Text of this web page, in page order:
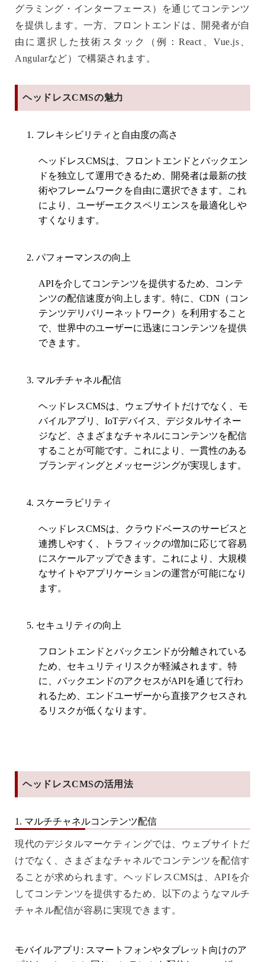
グラミング・インターフェース）を通じてコンテンツ
を提供します。一方、フロントエンドは、開発者が自
由に選択した技術スタック（例：React、Vue.js、
Angularなど）で構築されます。
ヘッドレスCMSの魅力
フレキシビリティと自由度の高さ
ヘッドレスCMSは、フロントエンドとバックエン
ドを独立して運用できるため、開発者は最新の技
術やフレームワークを自由に選択できます。これ
により、ユーザーエクスペリエンスを最適化しや
すくなります。
パフォーマンスの向上
APIを介してコンテンツを提供するため、コンテ
ンツの配信速度が向上します。特に、CDN（コン
テンツデリバリーネットワーク）を利用すること
で、世界中のユーザーに迅速にコンテンツを提供
できます。
マルチチャネル配信
ヘッドレスCMSは、ウェブサイトだけでなく、モ
バイルアプリ、IoTデバイス、デジタルサイネー
ジなど、さまざまなチャネルにコンテンツを配信
することが可能です。これにより、一貫性のある
ブランディングとメッセージングが実現します。
スケーラビリティ
ヘッドレスCMSは、クラウドベースのサービスと
連携しやすく、トラフィックの増加に応じて容易
にスケールアップできます。これにより、大規模
なサイトやアプリケーションの運営が可能になり
ます。
セキュリティの向上
フロントエンドとバックエンドが分離されている
ため、セキュリティリスクが軽減されます。特
に、バックエンドのアクセスがAPIを通じて行わ
れるため、エンドユーザーから直接アクセスされ
るリスクが低くなります。
ヘッドレスCMSの活用法
1. マルチチャネルコンテンツ配信
現代のデジタルマーケティングでは、ウェブサイトだ
けでなく、さまざまなチャネルでコンテンツを配信す
ることが求められます。ヘッドレスCMSは、APIを介
してコンテンツを提供するため、以下のようなマルチ
チャネル配信が容易に実現できます。
モバイルアプリ : スマートフォンやタブレット向けのア